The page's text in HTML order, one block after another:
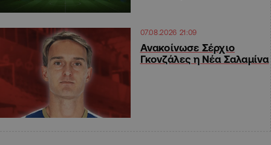
07.08.2026 21:09
Ανακοίνωσε Σέρχιο
Γκονζάλες η Νέα Σαλαμίνα